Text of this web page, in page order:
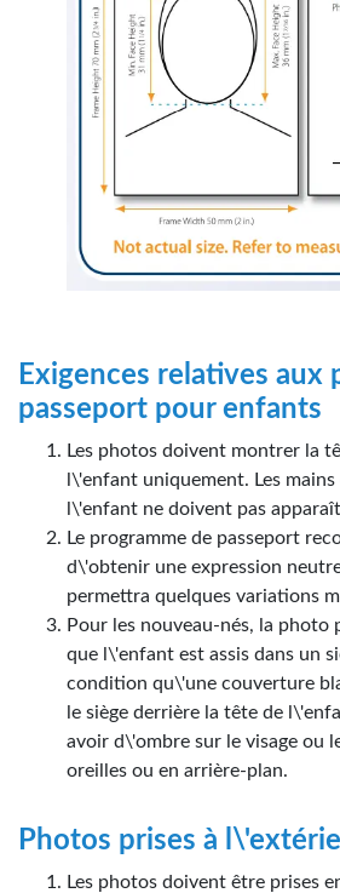
Exigences relatives aux
passeport pour enfants
Les photos doivent montrer la
l\'enfant uniquement. Les
l\'enfant ne doivent pas
Le programme de passeport
d\'obtenir une expression
permettra quelques variations
Pour les nouveau-nés, la photo
que l\'enfant est assis dans un
condition qu\'une couverture
le siège derrière la tête de
avoir d\'ombre sur le visage ou
oreilles ou en arrière-plan.
Photos prises à
Les photos doivent être prises